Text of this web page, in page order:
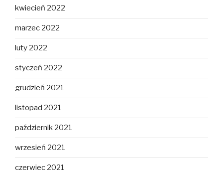
kwiecień 2022
marzec 2022
luty 2022
styczeń 2022
grudzień 2021
listopad 2021
październik 2021
wrzesień 2021
czerwiec 2021